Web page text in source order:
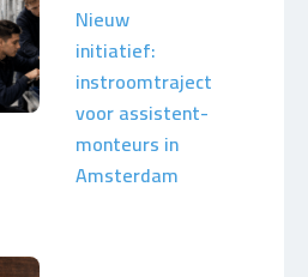
Nieuw
initiatief:
instroomtraject
voor assistent-
monteurs in
Amsterdam